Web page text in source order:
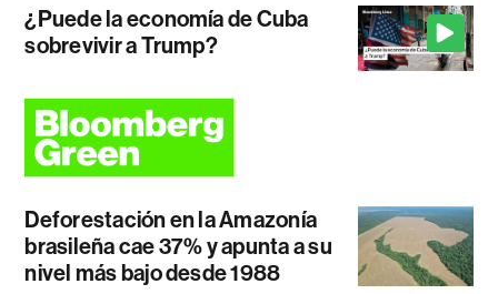
¿Puede la economía de Cuba
sobrevivir a Trump?
Deforestación en la Amazonía
brasileña cae 37% y apunta a su
nivel más bajo desde 1988